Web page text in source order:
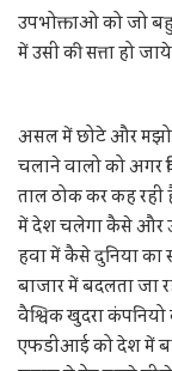
उपभोक्ताओ को जो
में उसी की सत्ता हो
असल में छोटे और
चलाने वालो को अगर
ताल ठोक कर कह
में देश चलेगा कैसे और
हवा में कैसे दुनिया
बाजार में बदलता जा
वैश्विक खुदरा
एफडीआई को देश में